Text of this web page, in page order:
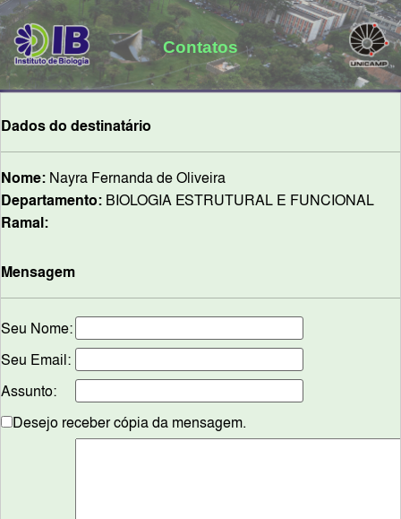
Contatos
Dados do destinatário
Nome: Nayra Fernanda de Oliveira
Departamento: BIOLOGIA ESTRUTURAL E FUNCIONAL
Ramal:
Mensagem
Seu Nome:
Seu Email:
Assunto:
Desejo receber cópia da mensagem.